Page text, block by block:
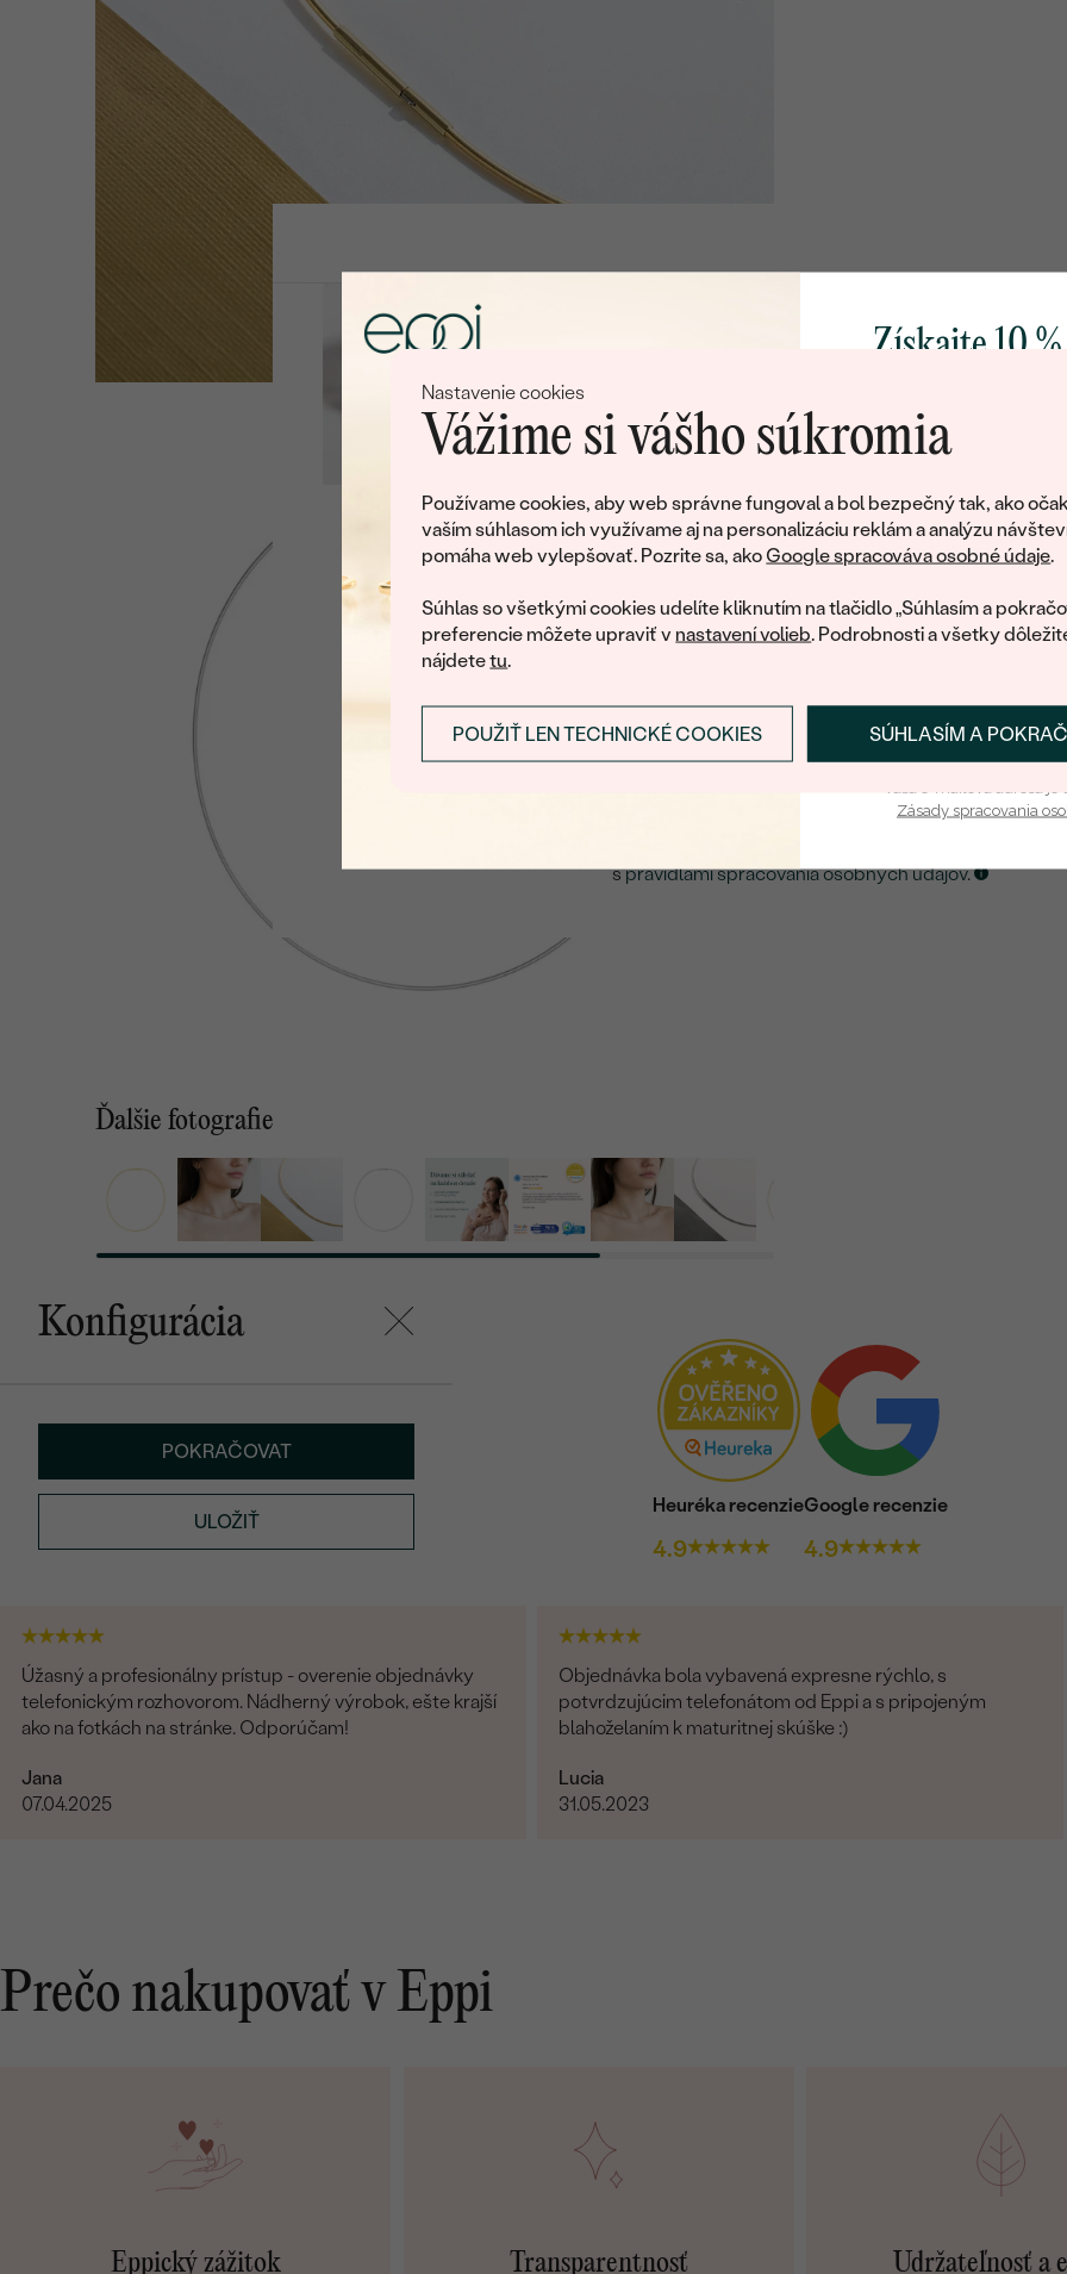
Nastavenie cookies
Vážime si vášho súkromia
Používame cookies, aby web správne fungoval a bol bezpečný tak, ako
vaším súhlasom ich využívame aj na personalizáciu reklám a analýzu
pomáha web vylepšovať. Pozrite sa, ako Google spracováva osobné údaje.
Súhlas so všetkými cookies udelíte kliknutím na tlačidlo „Súhlasím a
preferencie môžete upraviť v nastavení volieb. Podrobnosti a všetky
nájdetetu.
SÚHLASÍM A
POUŽIŤ LEN TECHNICKÉ COOKIES
Ďalšie fotografie
Konfigurácia
POKRAČOVAT
ULOŽIŤ
Heuréka recenzie
4.9
Google recenzie
4.9
Úžasný a profesionálny prístup - overenie objednávky
telefonickým rozhovorom. Nádherný výrobok, ešte krajší
ako na fotkách na stránke. Odporúčam!
Jana
07.04.2025
Objednávka bola vybavená expresne rýchlo, s
potvrdzujúcim telefonátom od Eppi a s pripojeným
blahoželaním k maturitnej skúške :)
Lucia
31.05.2023
Prečo nakupovať v Eppi
Eppický zážitok Transparentnosť Udržateľnosť a
Ľutujeme, ale tento šperk si už svojích majiteľov
U nás na vás stále čaká množstvo podobných produktov. Pokiaľ chcete byť
šperku, nechajte nám svoj e-mail.
ZASLAŤ UPOZORNENIE NA TENTO
spravidlami spracovania osobných údajov.
Získajte 10
poctivo vyrábaných
Ako darček na
obratom pošleme
Prihlásiť sa a
Zásady spracovania